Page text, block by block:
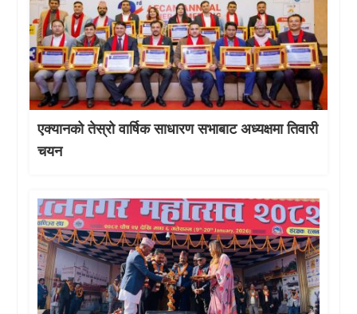
एक्यानको तेस्रो वार्षिक साधारण सभाबाट अध्यक्षमा तिवारी
चयन